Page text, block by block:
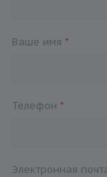
Ваше имя *
Телефон *
Электронная